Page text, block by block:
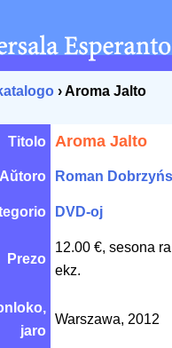
› Aroma Jalto
Titolo Aroma Jalto
Aŭtoro Roman
DVD-oj
Prezo
12.00 €, sesona
ekz.
jaro
Warszawa, 2012